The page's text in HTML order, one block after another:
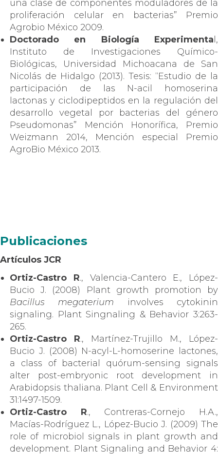
una clase de componentes moduladores de la
proliferación celular en bacterias” Premio
Agrobio México 2009.
Doctorado en Biología Experimental,
Instituto de Investigaciones Químico-
Biológicas, Universidad Michoacana de San
Nicolás de Hidalgo (2013). Tesis: “Estudio de la
participación de las N-acil homoserina
lactonas y ciclodipeptidos en la regulación del
desarrollo vegetal por bacterias del género
Pseudomonas” Mención Honorífica, Premio
Weizmann 2014, Mención especial Premio
AgroBio México 2013.
Publicaciones
Artículos JCR
Ortiz-Castro R., Valencia-Cantero E., López-
Bucio J. (2008) Plant growth promotion by
Bacillus megaterium involves cytokinin
signaling. Plant Singnaling & Behavior 3:263-
265.
Ortiz-Castro R., Martínez-Trujillo M., López-
Bucio J. (2008) N-acyl-L-homoserine lactones,
a class of bacterial quórum-sensing signals
alter post-embryonic root development in
Arabidopsis thaliana. Plant Cell & Environment
31:1497-1509.
Ortiz-Castro R., Contreras-Cornejo H.A.,
Macías-Rodríguez L., López-Bucio J. (2009) The
role of microbiol signals in plant growth and
development. Plant Signaling and Behavior 4: